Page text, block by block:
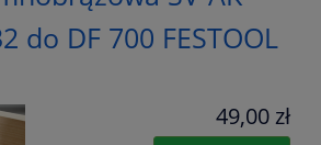
do DF 700 FESTOOL
49,00 zł